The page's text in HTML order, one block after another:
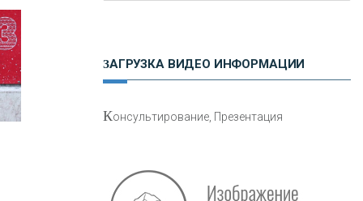
авто
ЗАГРУЗКА ВИДЕО ИНФОРМАЦИИ
Консультирование, Презентация